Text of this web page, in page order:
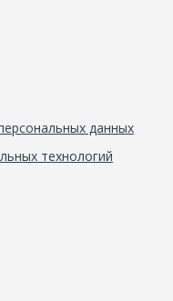
данных
технологий